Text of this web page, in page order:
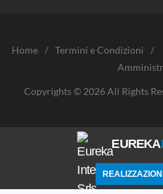
Home / Termini e Condizioni /
Copyrights © 2026 All Rights
EUREKA